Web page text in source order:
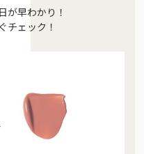
が早わかり！
チェック！